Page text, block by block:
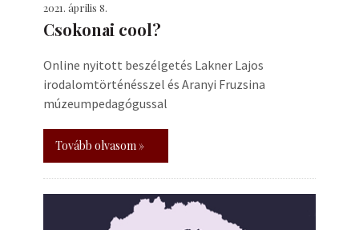
2021. április 8.
Csokonai cool?
Online nyitott beszélgetés Lakner Lajos
irodalomtörténésszel és Aranyi Fruzsina
múzeumpedagógussal
Tovább olvasom »